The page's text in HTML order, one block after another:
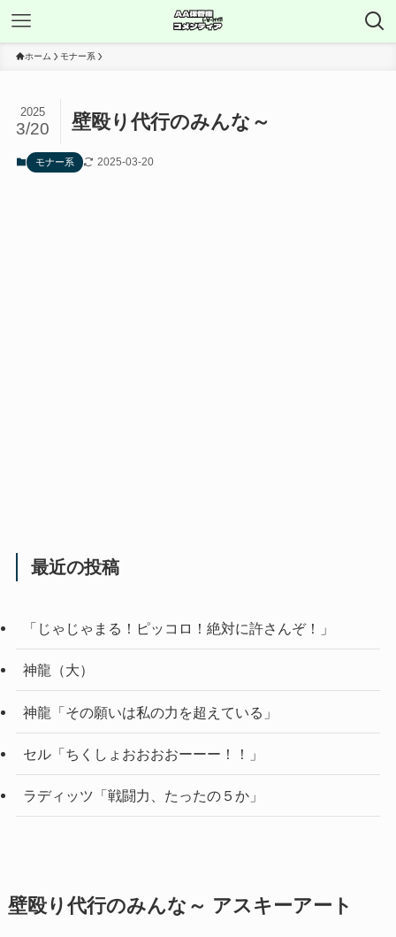
ホーム モナー系
壁殴り代行のみんな～
2025
3/20
モナー系 2025-03-20
最近の投稿
「じゃじゃまる！ピッコロ！絶対に許さんぞ！」
神龍（大）
神龍「その願いは私の力を超えている」
セル「ちくしょおおおおーーー！！」
ラディッツ「戦闘力、たったの５か」
壁殴り代行のみんな～ アスキーアート